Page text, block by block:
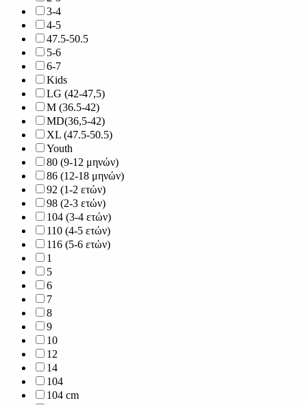
3-4
4-5
47.5-50.5
5-6
6-7
Kids
LG (42-47,5)
M (36.5-42)
MD(36,5-42)
XL (47.5-50.5)
Youth
80 (9-12 μηνών)
86 (12-18 μηνών)
92 (1-2 ετών)
98 (2-3 ετών)
104 (3-4 ετών)
110 (4-5 ετών)
116 (5-6 ετών)
1
5
6
7
8
9
10
12
14
104
104 cm